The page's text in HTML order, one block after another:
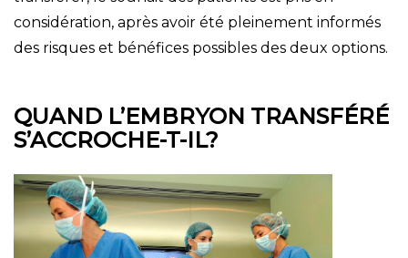
considération, après avoir été pleinement informés
des risques et bénéfices possibles des deux options.
QUAND L’EMBRYON TRANSFÉRÉ
S’ACCROCHE-T-IL?